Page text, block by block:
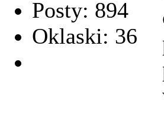
Posty: 894
Oklaski: 36